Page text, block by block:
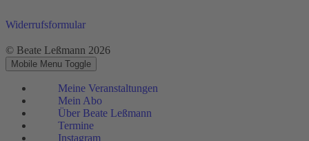
Widerrufsformular
© Beate Leßmann 2026
Mobile Menu Toggle
Meine Veranstaltungen
Mein Abo
Über Beate Leßmann
Termine
Instagram